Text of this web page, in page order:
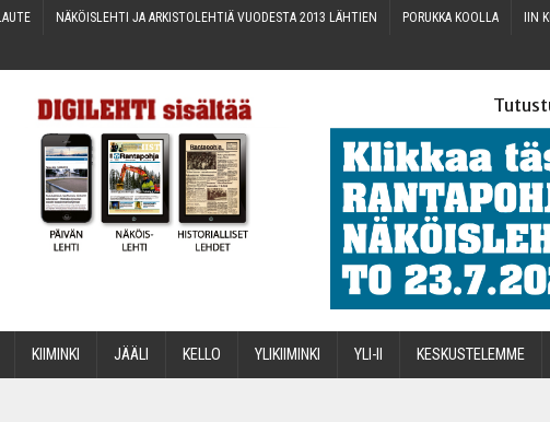
NÄKÖIS­LEH­TI JA ARKIS­TO­LEH­TIÄ VUO­DES­TA 2013 LÄHTIEN PORUK­KA KOOLLA IIN
KII­MIN­KI JÄÄ­LI KEL­LO YLI­KII­MIN­KI YLI-II KES­KUS­TE­LEM­ME